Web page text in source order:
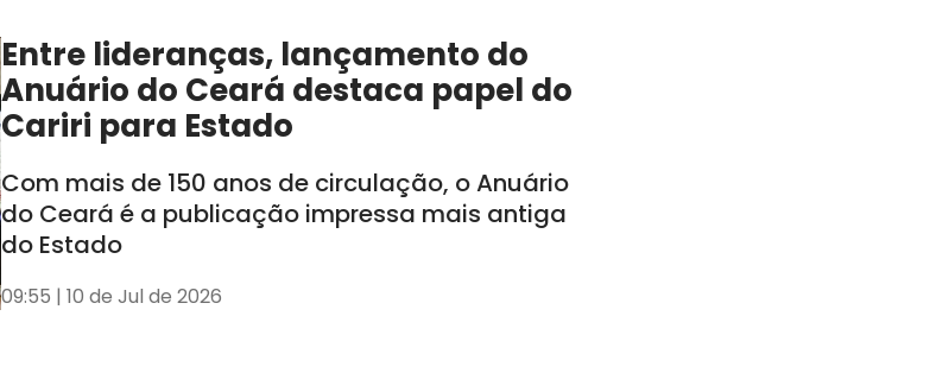
Entre lideranças, lançamento do
Anuário do Ceará destaca papel do
Cariri para Estado
Com mais de 150 anos de circulação, o Anuário
do Ceará é a publicação impressa mais antiga
do Estado
09:55 | 10 de Jul de 2026